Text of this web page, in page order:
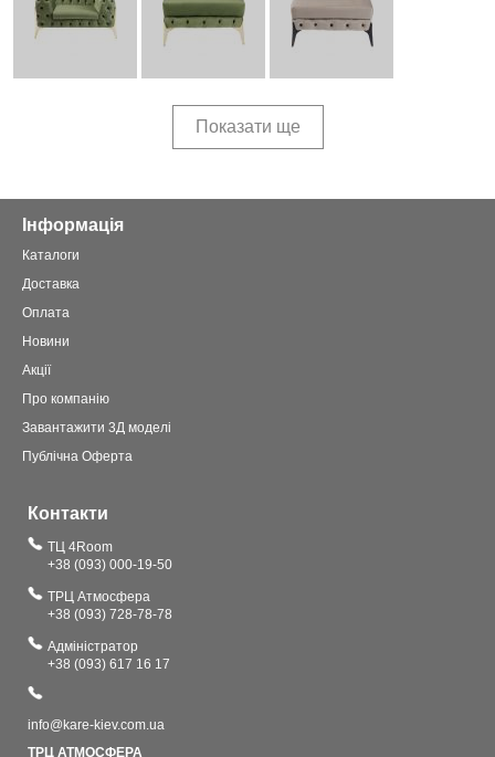
Показати ще
Інформація
Каталоги
Доставка
Оплата
Новини
Акції
Про компанію
Завантажити 3Д моделі
Публічна Оферта
Контакти
ТЦ 4Room
+38 (093) 000-19-50
ТРЦ Атмосфера
+38 (093) 728-78-78
Адміністратор
+38 (093) 617 16 17
info@kare-kiev.com.ua
ТРЦ АТМОСФЕРА